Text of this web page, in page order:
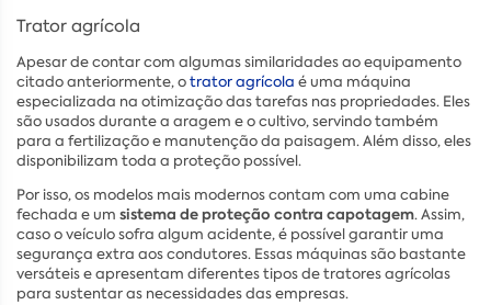
Trator agrícola
Apesar de contar com algumas similaridades ao equipamento
citado anteriormente, otrator agrícola é uma máquina
especializada na otimização das tarefas nas propriedades. Eles
são usados durante a aragem e o cultivo, servindo também
para a fertilização e manutenção da paisagem. Além disso, eles
disponibilizam toda a proteção possível.
Por isso, os modelos mais modernos contam com uma cabine
fechada e um sistema de proteção contra capotagem. Assim,
caso o veículo sofra algum acidente, é possível garantir uma
segurança extra aos condutores. Essas máquinas são bastante
versáteis e apresentam diferentes tipos de tratores agrícolas
para sustentar as necessidades das empresas.